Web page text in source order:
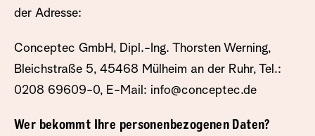
der Adresse:
Conceptec GmbH, Dipl.-Ing. Thorsten Werning,
Bleichstraße 5, 45468 Mülheim an der Ruhr, Tel.:
0208 69609-0, E-Mail: info@conceptec.de
Wer bekommt Ihre personenbezogenen Daten?